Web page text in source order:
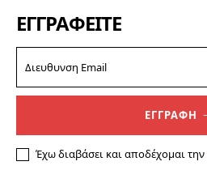
ΕΓΓΡΑΦΕΊΤΕ
ΕΓΓΡΑΦΗ
Έχω διαβάσει και αποδέχομαι την